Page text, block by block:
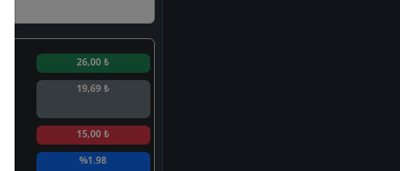
26,00 ₺
19,69 ₺
15,00 ₺
%1.98